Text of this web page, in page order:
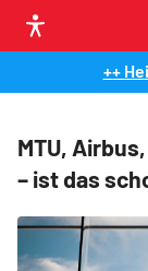
++
MTU,
– ist das